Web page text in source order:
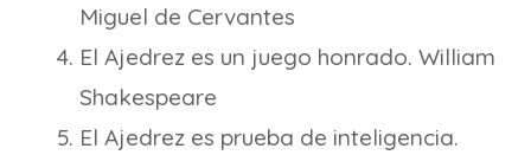
Miguel de Cervantes
El Ajedrez es un juego honrado. William
Shakespeare
El Ajedrez es prueba de inteligencia.